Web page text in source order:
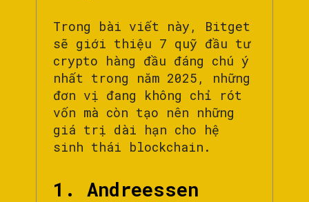
Trong bài viết này, Bitget
sẽ giới thiệu 7 quỹ đầu tư
crypto hàng đầu đáng chú ý
nhất trong năm 2025, những
đơn vị đang không chỉ rót
vốn mà còn tạo nên những
giá trị dài hạn cho hệ
sinh thái blockchain.
1. Andreessen